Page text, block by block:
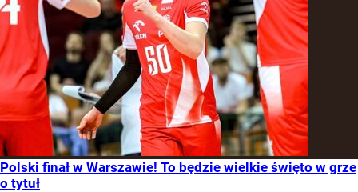
Polski finał w Warszawie! To będzie wielkie święto w grze
o tytuł